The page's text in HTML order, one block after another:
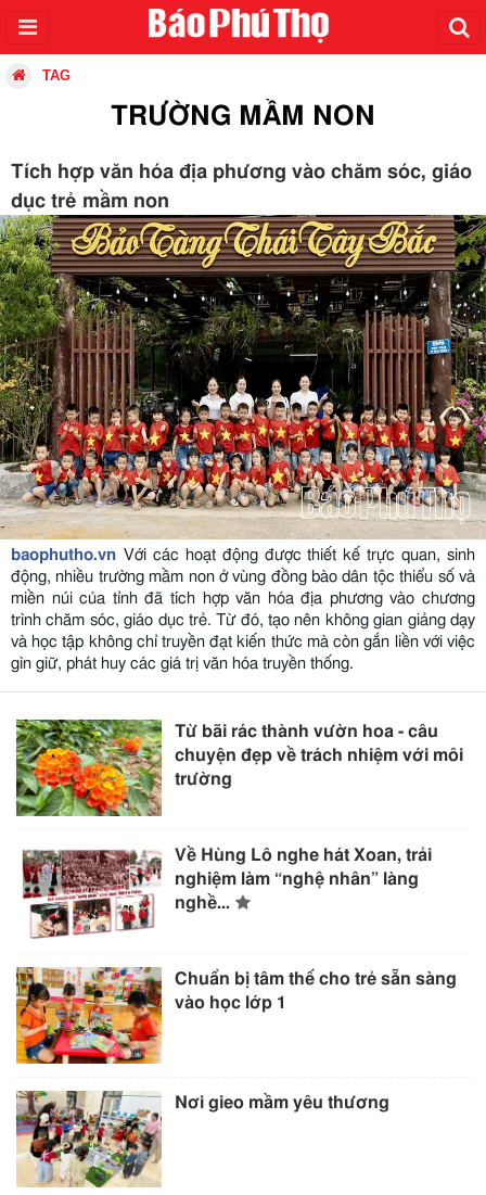
TAG
TRƯỜNG MẦM NON
Tích hợp văn hóa địa phương vào chăm sóc, giáo
dục trẻ mầm non
baophutho.vn Với các hoạt động được thiết kế trực quan, sinh
động, nhiều trường mầm non ở vùng đồng bào dân tộc thiểu số và
miền núi của tỉnh đã tích hợp văn hóa địa phương vào chương
trình chăm sóc, giáo dục trẻ. Từ đó, tạo nên không gian giảng dạy
và học tập không chỉ truyền đạt kiến thức mà còn gắn liền với việc
gìn giữ, phát huy các giá trị văn hóa truyền thống.
Từ bãi rác thành vườn hoa - câu
chuyện đẹp về trách nhiệm với môi
trường
Về Hùng Lô nghe hát Xoan, trải
nghiệm làm “nghệ nhân” làng
nghề...
Chuẩn bị tâm thế cho trẻ sẵn sàng
vào học lớp 1
Nơi gieo mầm yêu thương